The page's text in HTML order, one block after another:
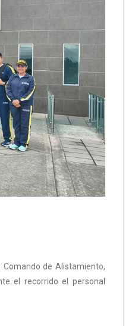
de Alistamiento,
el recorrido el personal